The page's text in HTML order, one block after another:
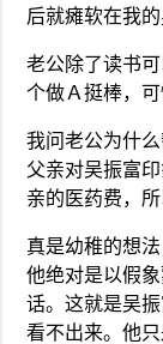
后就瘫软在我的
老公除了读书
个做Ａ挺棒，
我问老公为什
父亲对吴振富
亲的医药费，
真是幼稚的想
他绝对是以假
话。这就是吴
看不出来。他